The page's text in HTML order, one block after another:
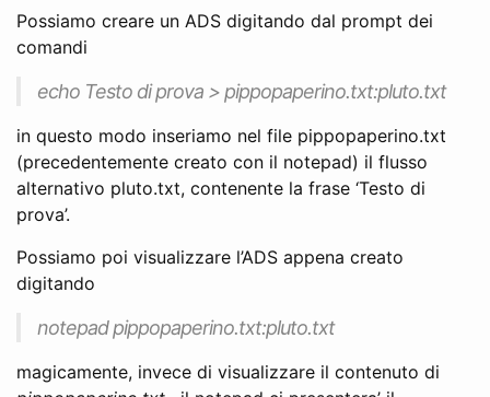
Possiamo creare un ADS digitando dal prompt dei
comandi
echo Testo di prova > pippopaperino.txt:pluto.txt
in questo modo inseriamo nel file pippopaperino.txt
(precedentemente creato con il notepad) il flusso
alternativo pluto.txt, contenente la frase ‘Testo di
prova’.
Possiamo poi visualizzare l’ADS appena creato
digitando
notepad pippopaperino.txt:pluto.txt
magicamente, invece di visualizzare il contenuto di